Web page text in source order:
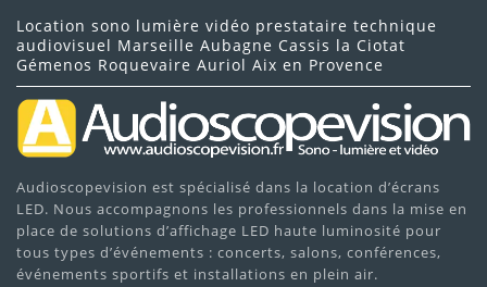
Location sono lumière vidéo prestataire technique
audiovisuel Marseille Aubagne Cassis la Ciotat
Gémenos Roquevaire Auriol Aix en Provence
Audioscopevision est spécialisé dans la location d’écrans
LED. Nous accompagnons les professionnels dans la mise en
place de solutions d’affichage LED haute luminosité pour
tous types d’événements : concerts, salons, conférences,
événements sportifs et installations en plein air.